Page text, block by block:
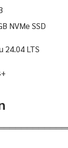
NVMe SSD
24.04 LTS